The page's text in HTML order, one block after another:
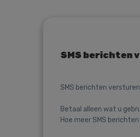
SMS berichten
SMS berichten
Betaal alleen wat u
Hoe meer SMS